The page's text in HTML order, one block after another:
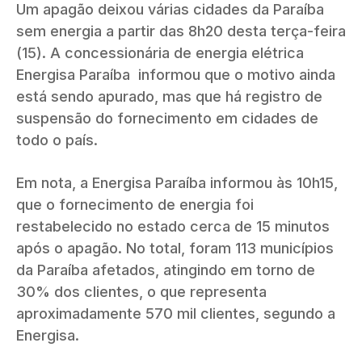
Um apagão deixou várias cidades da Paraíba
sem energia a partir das 8h20 desta terça-feira
(15). A concessionária de energia elétrica
Energisa Paraíba informou que o motivo ainda
está sendo apurado, mas que há registro de
suspensão do fornecimento em cidades de
todo o país.
Em nota, a Energisa Paraíba informou às 10h15,
que o fornecimento de energia foi
restabelecido no estado cerca de 15 minutos
após o apagão. No total, foram 113 municípios
da Paraíba afetados, atingindo em torno de
30% dos clientes, o que representa
aproximadamente 570 mil clientes, segundo a
Energisa.